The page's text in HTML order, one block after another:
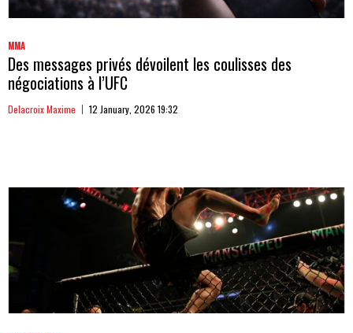
MMA
Des messages privés dévoilent les coulisses des
négociations à l’UFC
Delacroix Maxime 12 January, 2026 19:32